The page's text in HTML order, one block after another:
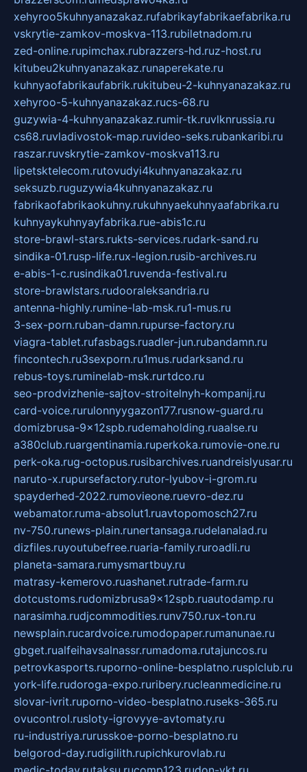
xehyroo5kuhnyanazakaz.rufabrikayfabrikaefabrika.ru
vskrytie-zamkov-moskva-113.rubiletnadom.ru
zed-online.rupimchax.rubrazzers-hd.ruz-host.ru
kitubeu2kuhnyanazakaz.runaperekate.ru
kuhnyaofabrikaufabrik.rukitubeu-2-kuhnyanazakaz.ru
xehyroo-5-kuhnyanazakaz.rucs-68.ru
guzywia-4-kuhnyanazakaz.rumir-tk.ruvlknrussia.ru
cs68.ruvladivostok-map.ruvideo-seks.rubankaribi.ru
raszar.ruvskrytie-zamkov-moskva113.ru
lipetsktelecom.rutovudyi4kuhnyanazakaz.ru
seksuzb.ruguzywia4kuhnyanazakaz.ru
fabrikaofabrikaokuhny.rukuhnyaekuhnyaafabrika.ru
kuhnyaykuhnyayfabrika.rue-abis1c.ru
store-brawl-stars.rukts-services.rudark-sand.ru
sindika-01.rusp-life.rux-legion.rusib-archives.ru
e-abis-1-c.rusindika01.ruvenda-festival.ru
store-brawlstars.rudooraleksandria.ru
antenna-highly.rumine-lab-msk.ru1-mus.ru
3-sex-porn.ruban-damn.rupurse-factory.ru
viagra-tablet.rufasbags.ruadler-jun.rubandamn.ru
fincontech.ru3sexporn.ru1mus.rudarksand.ru
rebus-toys.ruminelab-msk.rurtdco.ru
seo-prodvizhenie-sajtov-stroitelnyh-kompanij.ru
card-voice.rurulonnyygazon177.rusnow-guard.ru
domizbrusa-9x12spb.rudemaholding.ruaalse.ru
a380club.ruargentinamia.ruperkoka.rumovie-one.ru
perk-oka.rug-octopus.rusibarchives.ruandreislyusar.ru
naruto-x.rupursefactory.rutor-lyubov-i-grom.ru
spayderhed-2022.rumovieone.ruevro-dez.ru
webamator.ruma-absolut1.ruavtopomosch27.ru
nv-750.runews-plain.runertansaga.rudelanalad.ru
dizfiles.ruyoutubefree.ruaria-family.ruroadli.ru
planeta-samara.rumysmartbuy.ru
matrasy-kemerovo.ruashanet.rutrade-farm.ru
dotcustoms.rudomizbrusa9x12spb.ruautodamp.ru
narasimha.rudjcommodities.runv750.rux-ton.ru
newsplain.rucardvoice.rumodopaper.rumanunae.ru
gbget.rualfeihavsalnassr.rumadoma.rutajuncos.ru
petrovkasports.ruporno-online-besplatno.rusplclub.ru
york-life.rudoroga-expo.ruribery.rucleanmedicine.ru
slovar-ivrit.ruporno-video-besplatno.ruseks-365.ru
ovucontrol.rusloty-igrovyye-avtomaty.ru
ru-industriya.rurusskoe-porno-besplatno.ru
belgorod-day.rudigilith.rupichkurovlab.ru